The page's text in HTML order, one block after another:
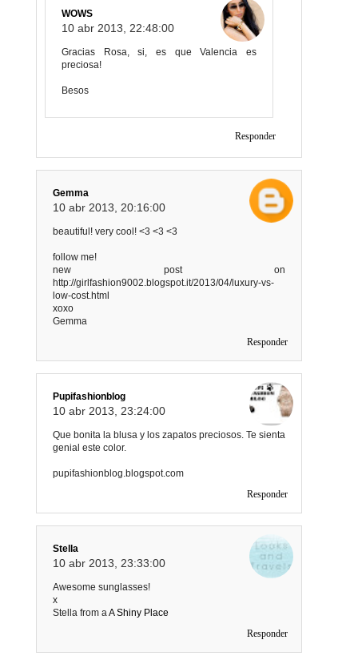
WOWS
10 abr 2013, 22:48:00
Gracias Rosa, si, es que Valencia es
preciosa!
Besos
Responder
Gemma
10 abr 2013, 20:16:00
beautiful! very cool! <3 <3 <3
follow me!
new post on
http://girlfashion9002.blogspot.it/2013/04/luxury-vs-
low-cost.html
xoxo
Gemma
Responder
Pupifashionblog
10 abr 2013, 23:24:00
Que bonita la blusa y los zapatos preciosos. Te sienta
genial este color.
pupifashionblog.blogspot.com
Responder
Stella
10 abr 2013, 23:33:00
Awesome sunglasses!
x
Stella from aA Shiny Place
Responder